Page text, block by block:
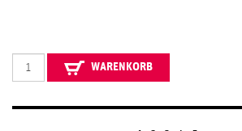
WARENKORB